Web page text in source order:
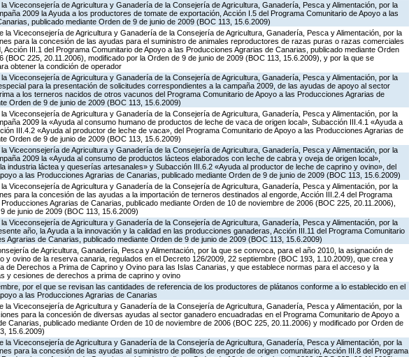
Viceconsejería de Agricultura y Ganadería de la Consejería de Agricultura, Ganadería, Pesca y Alimentación, por la
2009 la Ayuda a los productores de tomate de exportación, Acción I.5 del Programa Comunitario de Apoyo a las
publicado mediante Orden de 9 de junio de 2009 (BOC 113, 15.6.2009)
la Viceconsejería de Agricultura y Ganadería de la Consejería de Agricultura, Ganadería, Pesca y Alimentación, por la
para la concesión de las ayudas para el suministro de animales reproductores de razas puras o razas comerciales
Acción III.1 del Programa Comunitario de Apoyo a las Producciones Agrarias de Canarias, publicado mediante Orden
(BOC 225, 20.11.2006), modificado por la Orden de 9 de junio de 2009 (BOC 113, 15.6.2009), y por la que se
obtener la condición de operador
Viceconsejería de Agricultura y Ganadería de la Consejería de Agricultura, Ganadería, Pesca y Alimentación, por la
para la presentación de solicitudes correspondientes a la campaña 2009, de las ayudas de apoyo al sector
a los terneros nacidos de otros vacunos del Programa Comunitario de Apoyo a las Producciones Agrarias de
Orden de 9 de junio de 2009 (BOC 113, 15.6.2009)
Viceconsejería de Agricultura y Ganadería de la Consejería de Agricultura, Ganadería, Pesca y Alimentación, por la
2009 la «Ayuda al consumo humano de productos de leche de vaca de origen local», Subacción III.4.1 «Ayuda a
III.4.2 «Ayuda al productor de leche de vaca», del Programa Comunitario de Apoyo a las Producciones Agrarias de
Orden de 9 de junio de 2009 (BOC 113, 15.6.2009)
Viceconsejería de Agricultura y Ganadería de la Consejería de Agricultura, Ganadería, Pesca y Alimentación, por la
2009 la «Ayuda al consumo de productos lácteos elaborados con leche de cabra y oveja de origen local»,
industria láctea y queserías artesanales» y Subacción III.6.2 «Ayuda al productor de leche de caprino y ovino», del
a las Producciones Agrarias de Canarias, publicado mediante Orden de 9 de junio de 2009 (BOC 113, 15.6.2009)
Viceconsejería de Agricultura y Ganadería de la Consejería de Agricultura, Ganadería, Pesca y Alimentación, por la
para la concesión de las ayudas a la importación de terneros destinados al engorde, Acción III.2.4 del Programa
Agrarias de Canarias, publicado mediante Orden de 10 de noviembre de 2006 (BOC 225, 20.11.2006),
de junio de 2009 (BOC 113, 15.6.2009)
Viceconsejería de Agricultura y Ganadería de la Consejería de Agricultura, Ganadería, Pesca y Alimentación, por la
año, la Ayuda a la innovación y la calidad en las producciones ganaderas, Acción III.11 del Programa Comunitario
Agrarias de Canarias, publicado mediante Orden de 9 de junio de 2009 (BOC 113, 15.6.2009)
de Agricultura, Ganadería, Pesca y Alimentación, por la que se convoca, para el año 2010, la asignación de
y ovino de la reserva canaria, regulados en el Decreto 126/2009, 22 septiembre (BOC 193, 1.10.2009), que crea y
de Derechos a Prima de Caprino y Ovino para las Islas Canarias, y que establece normas para el acceso y la
y cesiones de derechos a prima de caprino y ovino
por el que se revisan las cantidades de referencia de los productores de plátanos conforme a lo establecido en el
a las Producciones Agrarias de Canarias
la Viceconsejería de Agricultura y Ganadería de la Consejería de Agricultura, Ganadería, Pesca y Alimentación, por la
para la concesión de diversas ayudas al sector ganadero encuadradas en el Programa Comunitario de Apoyo a
Canarias, publicado mediante Orden de 10 de noviembre de 2006 (BOC 225, 20.11.2006) y modificado por Orden de
15.6.2009)
la Viceconsejería de Agricultura y Ganadería de la Consejería de Agricultura, Ganadería, Pesca y Alimentación, por la
para la concesión de las ayudas al suministro de pollitos de engorde de origen comunitario, Acción III.8 del Programa